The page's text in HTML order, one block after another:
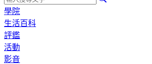
學院
生活百科
評鑑
活動
影音